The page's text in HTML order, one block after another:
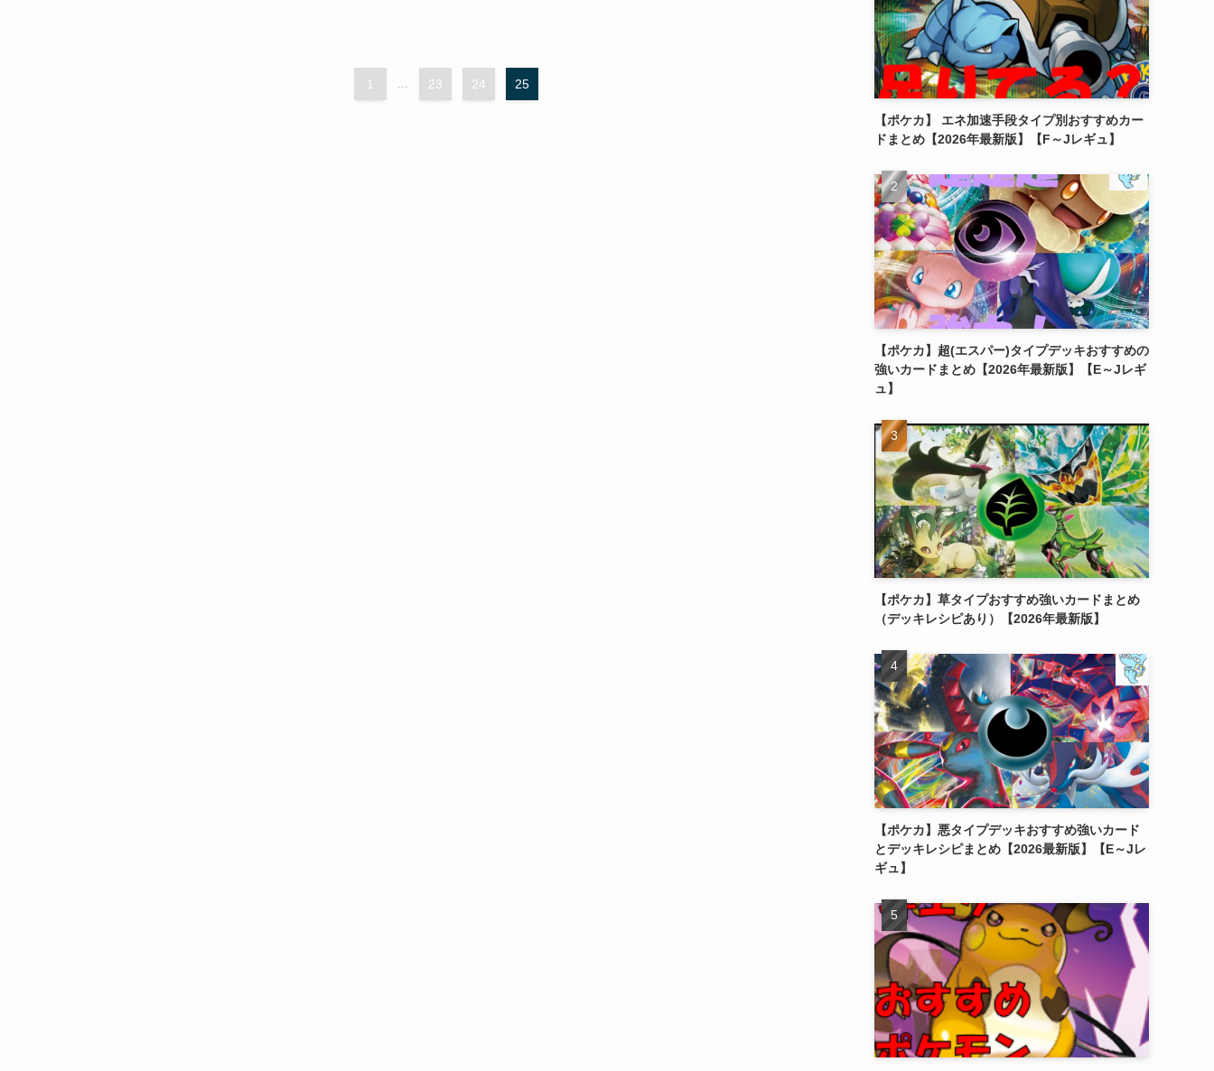
1 23 24 25
【ポケカ】 エネ加速手段タイプ別おすすめカー
ドまとめ【2026年最新版】【F～Jレギュ】
【ポケカ】超(エスパー)タイプデッキおすすめの
強いカードまとめ【2026年最新版】【E～Jレギ
ュ】
【ポケカ】草タイプおすすめ強いカードまとめ
（デッキレシピあり）【2026年最新版】
【ポケカ】悪タイプデッキおすすめ強いカード
とデッキレシピまとめ【2026最新版】【E～Jレ
ギュ】